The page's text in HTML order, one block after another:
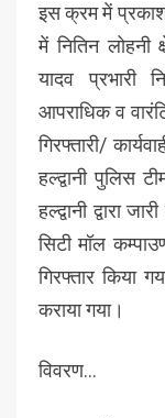
इस क्रम में प्रकाश
में नितिन लोहनी
यादव प्रभारी
आपराधिक व
गिरफ्तारी/
हल्द्वानी पुलिस
हल्द्वानी द्वारा
सिटी मॉल
गिरफ्तार किया
कराया गया।
विवरण…